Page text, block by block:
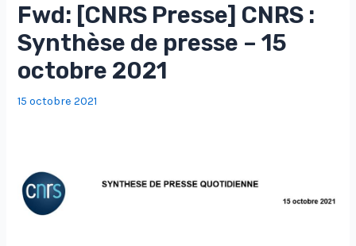
Fwd: [CNRS Presse] CNRS :
Synthèse de presse – 15
octobre 2021
15 octobre 2021